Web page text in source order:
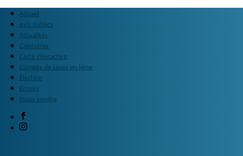
Accueil
Avis publics
Actualités
Calendrier
Carte interactive
Compte de taxes en ligne
Élection
Emploi
Nous joindre